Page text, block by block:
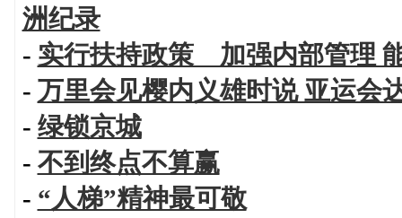
洲纪录
- 实行扶持政策 加强内部管理
- 万里会见樱内义雄时说 亚运会
- 绿锁京城
- 不到终点不算赢
- “人梯”精神最可敬